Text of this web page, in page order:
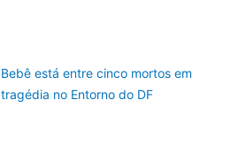
Bebê está entre cinco mortos em
tragédia no Entorno do DF